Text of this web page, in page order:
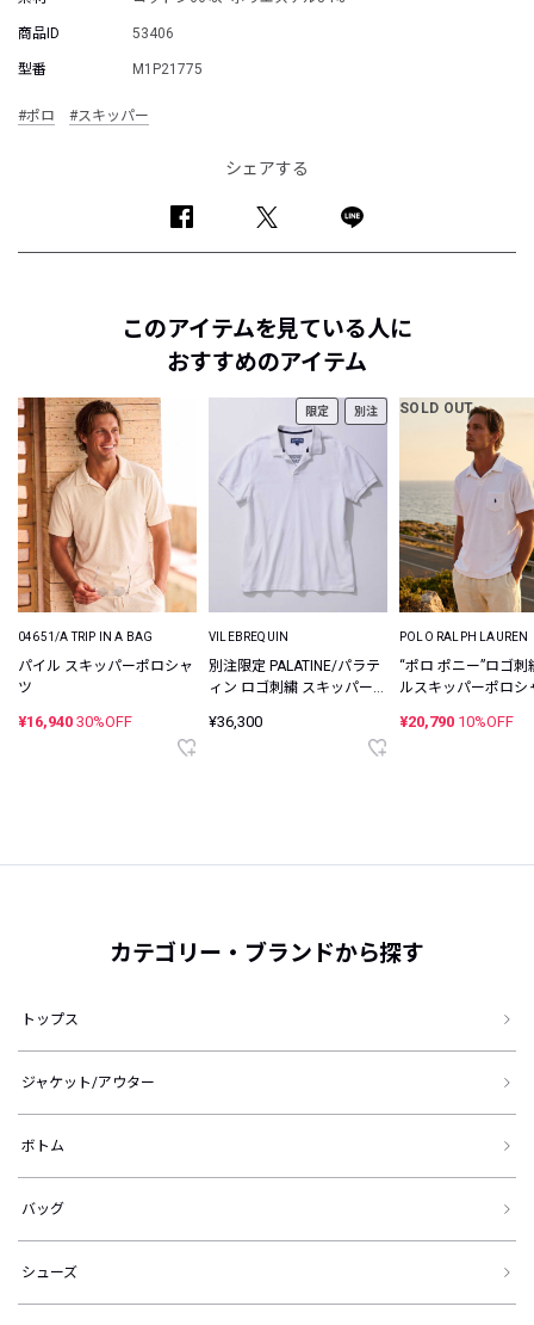
商品ID 53406
型番 M1P21775
#ポロ #スキッパー
シェアする
このアイテムを見ている人に
おすすめのアイテム
04651/A TRIP IN A BAG
パイル スキッパーポロシャ
ツ
¥16,940 30%OFF
限定 別注
VILEBREQUIN
別注限定 PALATINE/パラテ
ィン ロゴ刺繍 スキッパーポ
¥36,300
SOLD OUT
POLO RALPH LAUREN
“ポロ ポニー”ロゴ刺
ルスキッパーポロシ
¥20,790 10%OFF
カテゴリー・ブランドから探す
トップス
ジャケット/アウター
ボトム
バッグ
シューズ